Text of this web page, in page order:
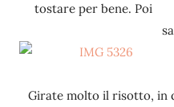
tostare per bene. Poi
Girate molto il risotto, in